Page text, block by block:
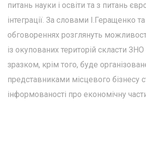
питань науки і освіти та з питань
інтеграції. За словами І.Геращенко
обговореннях розглянуть
із окупованих територій скласти
зразком, крім того, буде
представниками місцевого бізнесу
інформованості про економічну